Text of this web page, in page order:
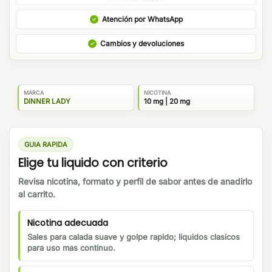
Atención por WhatsApp
Cambios y devoluciones
MARCA
DINNER LADY
NICOTINA
10 mg | 20 mg
GUIA RAPIDA
Elige tu liquido con criterio
Revisa nicotina, formato y perfil de sabor antes de anadirlo
al carrito.
Nicotina adecuada
Sales para calada suave y golpe rapido; liquidos clasicos
para uso mas continuo.